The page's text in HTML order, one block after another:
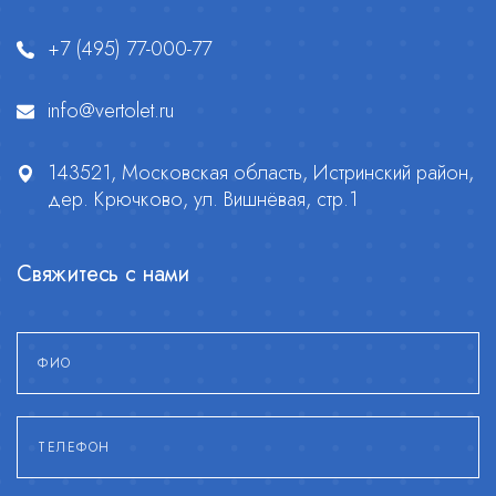
+7 (495) 77-000-77
info@vertolet.ru
143521, Московская область, Истринский район,
дер. Крючково, ул. Вишнёвая, стр.1
Свяжитесь с нами